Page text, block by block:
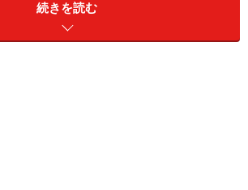
凍庫、野菜庫の大きさのバランス
続きを読む